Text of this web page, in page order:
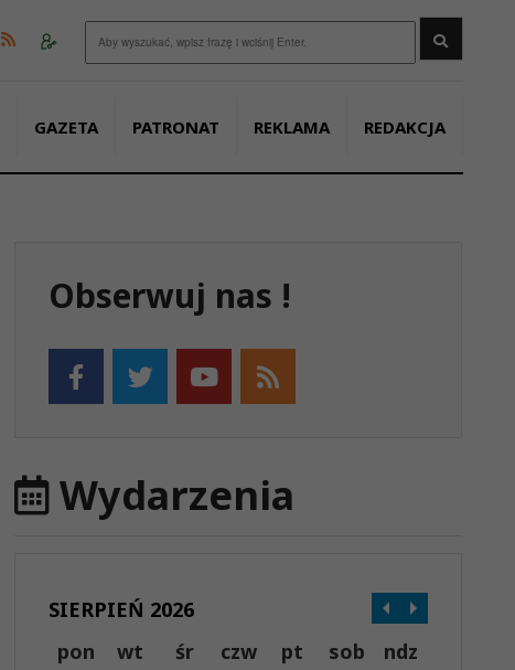
GAZETA PATRONAT REKLAMA REDAKCJA
Obserwuj nas !
Wydarzenia
SIERPIEŃ 2026
pon
wt śr czw pt sob ndz